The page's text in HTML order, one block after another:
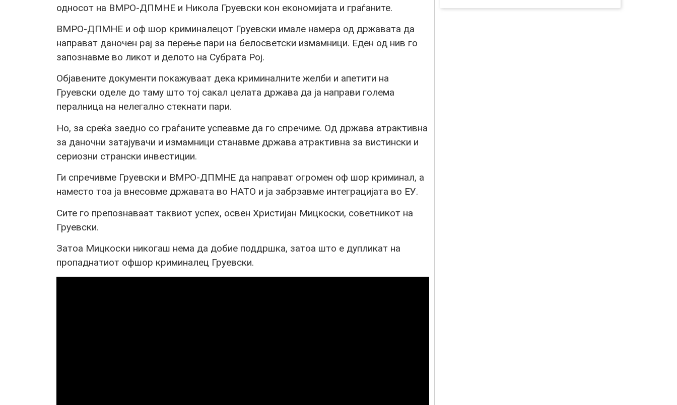
односот на ВМРО-ДПМНЕ и Никола Груевски кон економијата и граѓаните.
ВМРО-ДПМНЕ и оф шор криминалецот Груевски имале намера од државата да
направат даночен рај за перење пари на белосветски измамници. Еден од нив го
запознавме во ликот и делото на Субрата Рој.
Објавените документи покажуваат дека криминалните желби и апетити на
Груевски оделе до таму што тој сакал целата држава да ја направи голема
пералница на нелегално стекнати пари.
Но, за среќа заедно со граѓаните успеавме да го спречиме. Од држава атрактивна
за даночни затајувачи и измамници станавме држава атрактивна за вистински и
сериозни странски инвестиции.
Ги спречивме Груевски и ВМРО-ДПМНЕ да направат огромен оф шор криминал, а
наместо тоа ја внесовме државата во НАТО и ја забрзавме интеграцијата во ЕУ.
Сите го препознаваат таквиот успех, освен Христијан Мицкоски, советникот на
Груевски.
Затоа Мицкоски никогаш нема да добие поддршка, затоа што е дупликат на
пропаднатиот офшор криминалец Груевски.